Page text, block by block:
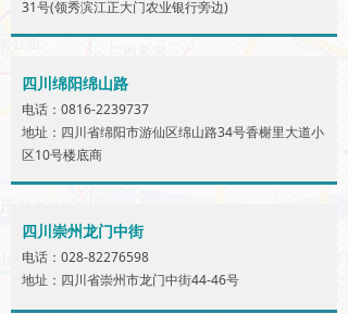
31号(领秀滨江正大门农业银行旁边)
四川绵阳绵山路
电话：0816-2239737
地址：四川省绵阳市游仙区绵山路34号香榭里大道小
区10号楼底商
四川崇州龙门中街
电话：028-82276598
地址：四川省崇州市龙门中街44-46号